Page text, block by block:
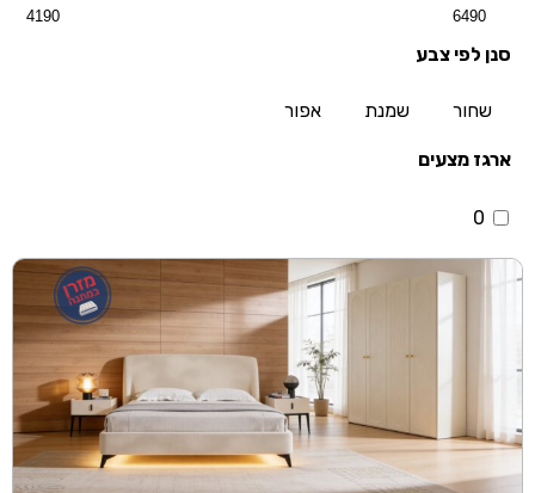
סנן לפי צבע
שחור שמנת אפור
ארגז מצעים
0